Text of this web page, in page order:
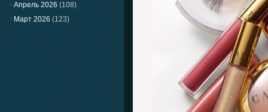
Апрель 2026 (108)
Март 2026 (123)